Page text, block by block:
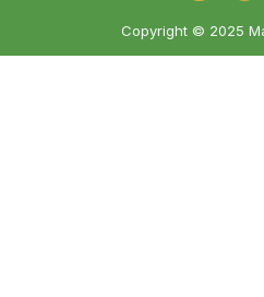
Copyright © 2025